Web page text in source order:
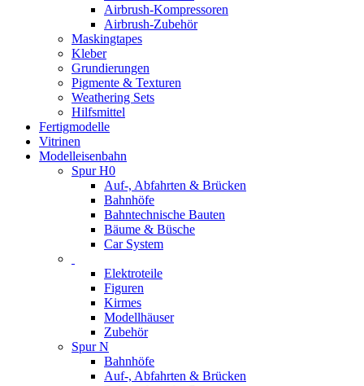
Airbrush-Kompressoren
Airbrush-Zubehör
Maskingtapes
Kleber
Grundierungen
Pigmente & Texturen
Weathering Sets
Hilfsmittel
Fertigmodelle
Vitrinen
Modelleisenbahn
Spur H0
Auf-, Abfahrten & Brücken
Bahnhöfe
Bahntechnische Bauten
Bäume & Büsche
Car System
Elektroteile
Figuren
Kirmes
Modellhäuser
Zubehör
Spur N
Bahnhöfe
Auf-, Abfahrten & Brücken